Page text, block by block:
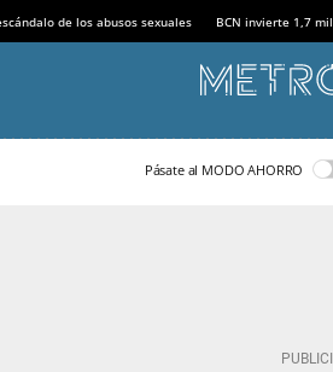
de los abusos sexuales BCN invierte 1,7
Pásate al MODO AHORRO